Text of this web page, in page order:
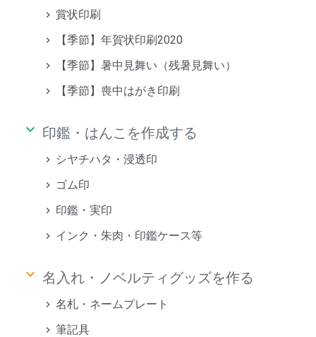
賞状印刷
【季節】年賀状印刷2020
【季節】暑中見舞い（残暑見舞い）
【季節】喪中はがき印刷
keyboard_arrow_down 印鑑・はんこを作成する
シヤチハタ・浸透印
ゴム印
印鑑・実印
インク・朱肉・印鑑ケース等
keyboard_arrow_down 名入れ・ノベルティグッズを作る
名札・ネームプレート
筆記具